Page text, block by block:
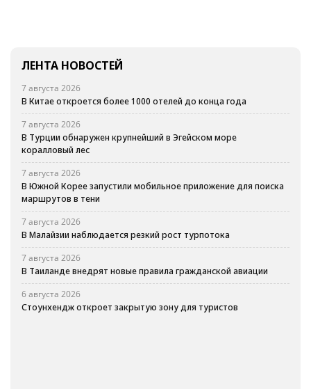
ЛЕНТА НОВОСТЕЙ
7 августа 2026
В Китае откроется более 1000 отелей до конца года
7 августа 2026
В Турции обнаружен крупнейший в Эгейском море
коралловый лес
7 августа 2026
В Южной Корее запустили мобильное приложение для поиска
маршрутов в тени
7 августа 2026
В Малайзии наблюдается резкий рост турпотока
7 августа 2026
В Таиланде внедрят новые правила гражданской авиации
6 августа 2026
Стоунхендж откроет закрытую зону для туристов